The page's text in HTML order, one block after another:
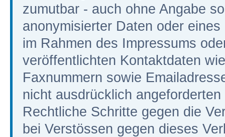
zumutbar - auch ohne Angabe
anonymisierter Daten oder
im Rahmen des Impressums
veröffentlichten Kontaktdaten
Faxnummern sowie
nicht ausdrücklich
Rechtliche Schritte gegen die
bei Verstössen gegen dieses